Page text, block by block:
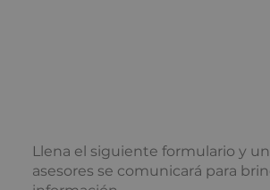
Llena el siguiente formulario y
asesores se comunicará para